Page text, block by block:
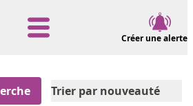
Créer une alerte
Trier par nouveauté